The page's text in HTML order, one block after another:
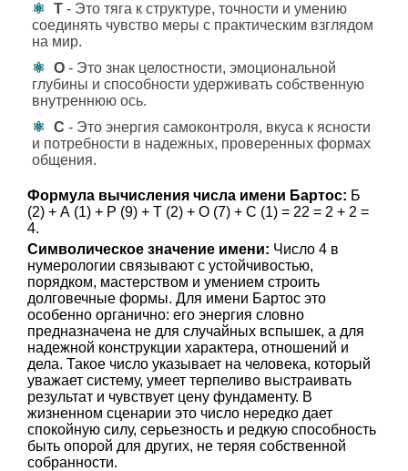
Т - Это тяга к структуре, точности и умению
соединять чувство меры с практическим взглядом
на мир.
О - Это знак целостности, эмоциональной
глубины и способности удерживать собственную
внутреннюю ось.
С - Это энергия самоконтроля, вкуса к ясности
и потребности в надежных, проверенных формах
общения.
Формула вычисления числа имени Бартос: Б
(2) + А (1) + Р (9) + Т (2) + О (7) + С (1) = 22 = 2 + 2 =
4.
Символическое значение имени: Число 4 в
нумерологии связывают с устойчивостью,
порядком, мастерством и умением строить
долговечные формы. Для имени Бартос это
особенно органично: его энергия словно
предназначена не для случайных вспышек, а для
надежной конструкции характера, отношений и
дела. Такое число указывает на человека, который
уважает систему, умеет терпеливо выстраивать
результат и чувствует цену фундаменту. В
жизненном сценарии это число нередко дает
спокойную силу, серьезность и редкую способность
быть опорой для других, не теряя собственной
собранности.